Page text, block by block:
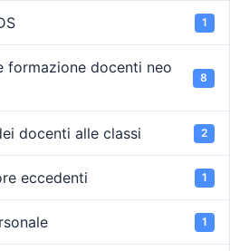
1
formazione docenti neo
8
docenti alle classi 2
eccedenti 1
1